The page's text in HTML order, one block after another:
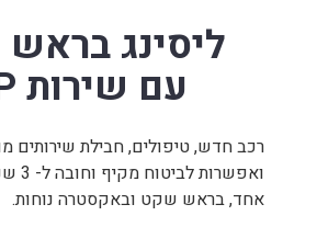
ליסינג
עם שירות VIP
רכב חדש, טיפולים, חבילת שירותים
אחד, בראש שקט ובאקסטרה נוחות.